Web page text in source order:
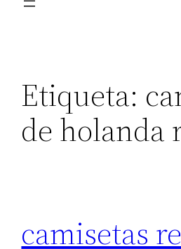
Etiqueta:
de holanda
camisetas